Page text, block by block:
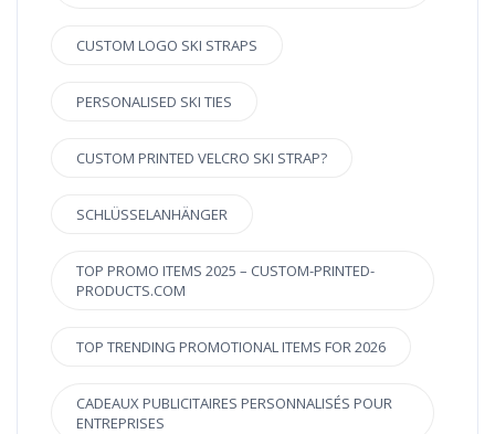
CUSTOM LOGO SKI STRAPS
PERSONALISED SKI TIES
CUSTOM PRINTED VELCRO SKI STRAP?
SCHLÜSSELANHÄNGER
TOP PROMO ITEMS 2025 – CUSTOM-PRINTED-
PRODUCTS.COM
TOP TRENDING PROMOTIONAL ITEMS FOR 2026
CADEAUX PUBLICITAIRES PERSONNALISÉS POUR
ENTREPRISES